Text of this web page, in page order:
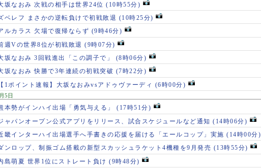
坂なおみ 次戦の相手は世界24位 (10時55分)
ベレフ まさかの逆転負けで初戦敗退 (10時25分)
ルカラス 欠場で復帰ならず (9時46分)
週Vの世界8位が初戦敗退 (9時07分)
坂なおみ 3回戦進出「この調子で」 (8時06分)
坂なおみ 快勝で3年連続の初戦突破 (7時22分)
【1ポイント速報】大坂なおみvsアドゥヴァーディ (6時00分)
5日
本勢がインハイ出場「勇気与える」 (17時51分)
ャパンオープン公式アプリをリリース、試合スケジュールなど通知 (14時06分)
畿インターハイ出場選手へ手書きの応援を届ける「エールコップ」実施 (14時00分)
ンロップ、制振ゴム搭載の新型スカッシュラケット4機種を9月発売 (13時55分)
島萌夏 世界1位にストレート負け (9時48分)